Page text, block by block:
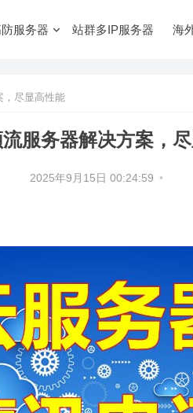
服务器 站群多IP服务器 海
，尽显高性能
服务器解决方案，
2025年9月15日 00:24:59 •